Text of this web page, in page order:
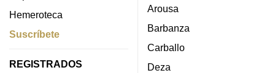
Hemeroteca
Suscríbete
REGISTRADOS
Arousa
Barbanza
Carballo
Deza